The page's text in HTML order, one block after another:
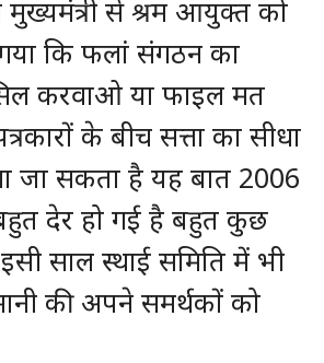
मुख्यमंत्री से श्रम आयुक्त को
कि फलां संगठन का
करवाओ या फाइल मत
के बीच सत्ता का सीधा
जा सकता है यह बात 2006
देर हो गई है बहुत कुछ
साल स्थाई समिति में भी
की अपने समर्थकों को